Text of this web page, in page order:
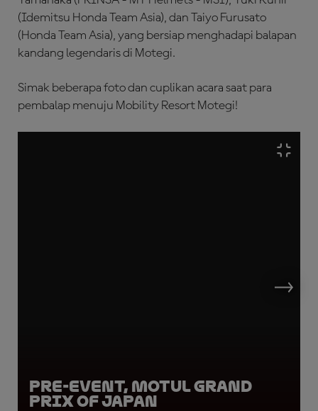
(Idemitsu Honda Team Asia), dan Taiyo Furusato
(Honda Team Asia), yang bersiap menghadapi balapan
kandang legendaris di Motegi.
Simak beberapa foto dan cuplikan acara saat para
pembalap menuju Mobility Resort Motegi!
Pre-Event, Motul Grand
Prix of Japan